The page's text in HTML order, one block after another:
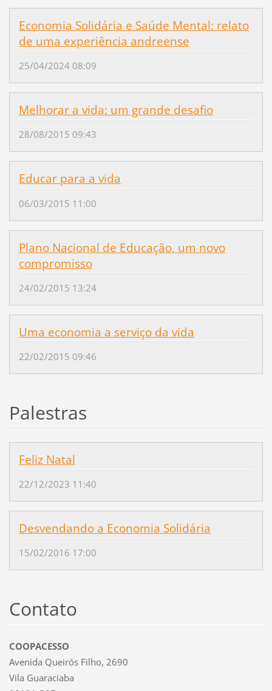
Economia Solidária e Saúde Mental: relato
de uma experiência andreense
25/04/2024 08:09
Melhorar a vida: um grande desafio
28/08/2015 09:43
Educar para a vida
06/03/2015 11:00
Plano Nacional de Educação, um novo
compromisso
24/02/2015 13:24
Uma economia a serviço da vida
22/02/2015 09:46
Palestras
Feliz Natal
22/12/2023 11:40
Desvendando a Economia Solidária
15/02/2016 17:00
Contato
COOPACESSO
Avenida Queirós Filho, 2690
Vila Guaraciaba